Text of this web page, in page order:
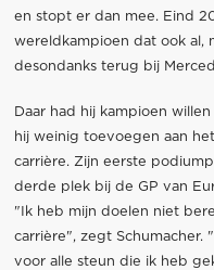
en stopt er dan mee. Eind
wereldkampioen dat ook al,
desondanks terug bij
Daar had hij kampioen
hij weinig toevoegen aan
carrière. Zijn eerste
derde plek bij de GP van
"Ik heb mijn doelen niet
carrière", zegt Schumacher.
voor alle steun die ik heb